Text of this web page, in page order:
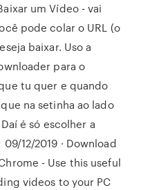
um Vídeo - vai
pode colar o URL (o
baixar. Uso a
para o
tu quer e quando
na setinha ao lado
é só escolher a
12/2019 · Download
- Use this useful
videos to your PC